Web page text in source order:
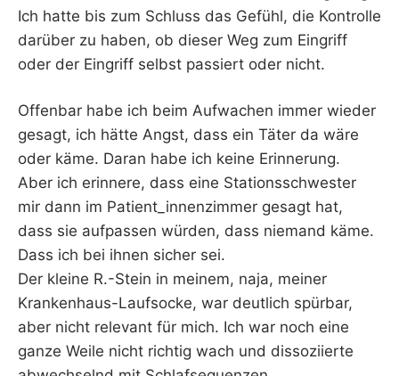
Ich hatte bis zum Schluss das Gefühl, die Kontrolle
darüber zu haben, ob dieser Weg zum Eingriff
oder der Eingriff selbst passiert oder nicht.
Offenbar habe ich beim Aufwachen immer wieder
gesagt, ich hätte Angst, dass ein Täter da wäre
oder käme. Daran habe ich keine Erinnerung.
Aber ich erinnere, dass eine Stationsschwester
mir dann im Patient_innenzimmer gesagt hat,
dass sie aufpassen würden, dass niemand käme.
Dass ich bei ihnen sicher sei.
Der kleine R.-Stein in meinem, naja, meiner
Krankenhaus-Laufsocke, war deutlich spürbar,
aber nicht relevant für mich. Ich war noch eine
ganze Weile nicht richtig wach und dissoziierte